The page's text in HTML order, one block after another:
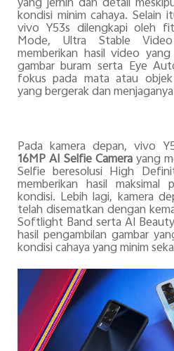
kondisi minim cahaya. Selain
vivo Y53s dilengkapi oleh
Mode, Ultra Stable
memberikan hasil video
gambar buram serta Eye
fokus pada mata atau
yang bergerak dan
Pada kamera depan, vivo
16MP AI Selfie Camerayang
Selfie beresolusi High
memberikan hasil
kondisi. Lebih lagi, kamera
telah disematkan dengan
Softlight Band serta AI
hasil pengambilan gambar
kondisi cahaya yang minim